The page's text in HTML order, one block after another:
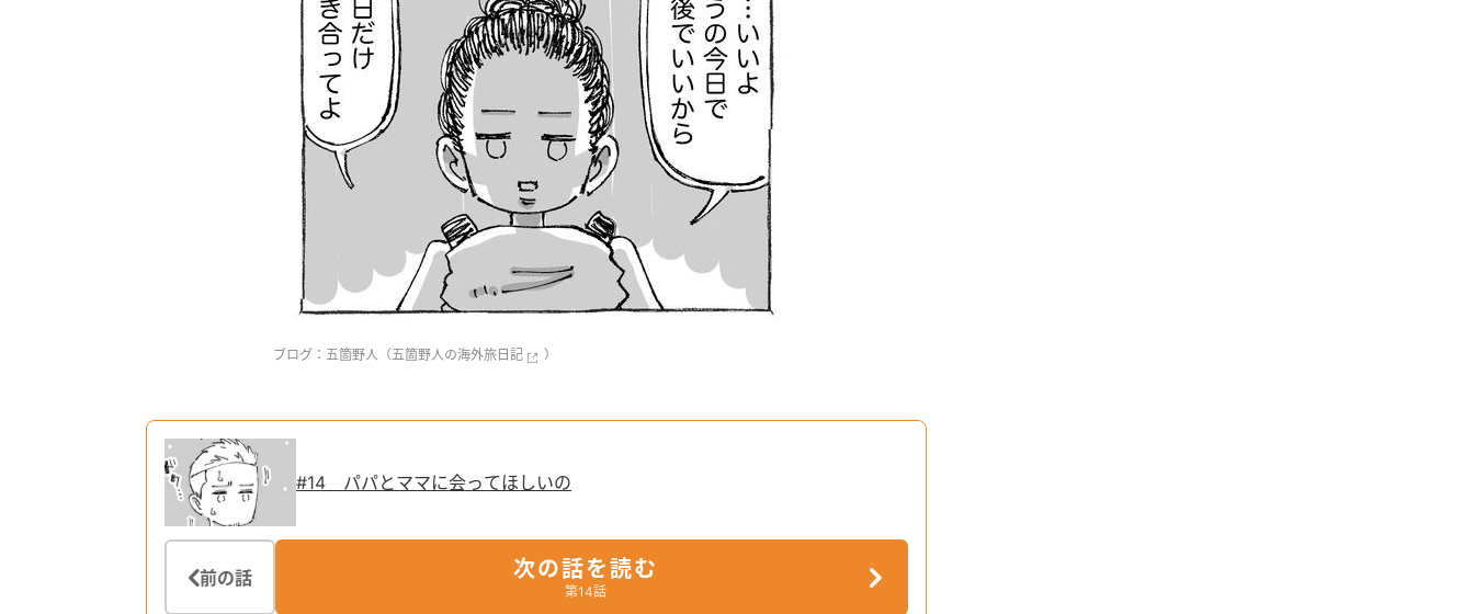
ブログ：五箇野人（五箇野人の海外旅日記 ）
#14 パパとママに会ってほしいの
前の話 次の話を読む
第14話